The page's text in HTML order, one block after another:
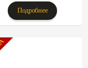
Подробнее